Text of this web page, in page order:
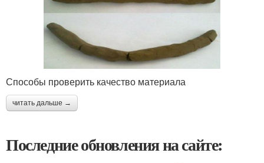
Способы проверить качество материала
читать дальше →
Последние обновления на сайте: